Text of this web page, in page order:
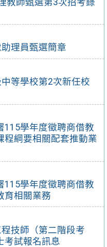
理員甄選簡章
等學校第2次新任校
115學年度徵聘商借教
程綱要相關配套推動業
115學年度徵聘商借教
育相關業務
技師（第二階段考
考試報名訊息